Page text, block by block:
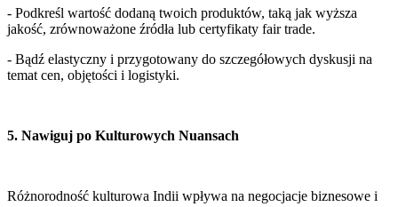
- Podkreśl wartość dodaną twoich produktów, taką jak wyższa
jakość, zrównoważone źródła lub certyfikaty fair trade.
- Bądź elastyczny i przygotowany do szczegółowych dyskusji na
temat cen, objętości i logistyki.
5. Nawiguj po Kulturowych Nuansach
Różnorodność kulturowa Indii wpływa na negocjacje biznesowe i